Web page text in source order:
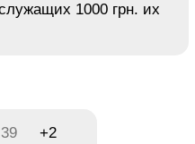
1000 грн. их
+2